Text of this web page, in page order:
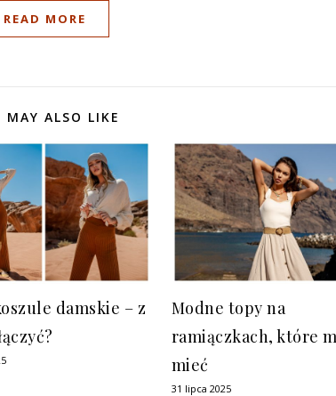
READ MORE
MAY ALSO LIKE
damskie – z
Modne topy na
ramiączkach, które
mieć
31 lipca 2025